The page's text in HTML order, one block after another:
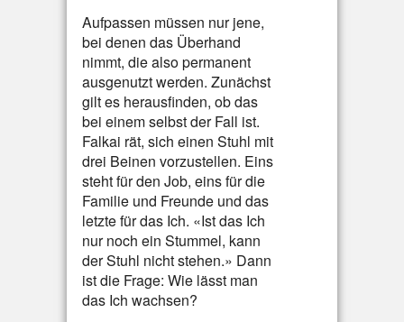
Aufpassen müssen nur jene,
bei denen das Überhand
nimmt, die also permanent
ausgenutzt werden. Zunächst
gilt es herausfinden, ob das
bei einem selbst der Fall ist.
Falkai rät, sich einen Stuhl mit
drei Beinen vorzustellen. Eins
steht für den Job, eins für die
Familie und Freunde und das
letzte für das Ich. «Ist das Ich
nur noch ein Stummel, kann
der Stuhl nicht stehen.» Dann
ist die Frage: Wie lässt man
das Ich wachsen?